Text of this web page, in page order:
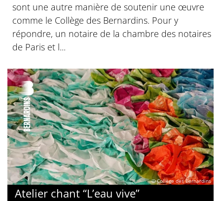
sont une autre manière de soutenir une œuvre
comme le Collège des Bernardins. Pour y
répondre, un notaire de la chambre des notaires
de Paris et l...
© Collège des Bernardins
Atelier chant “L’eau vive”